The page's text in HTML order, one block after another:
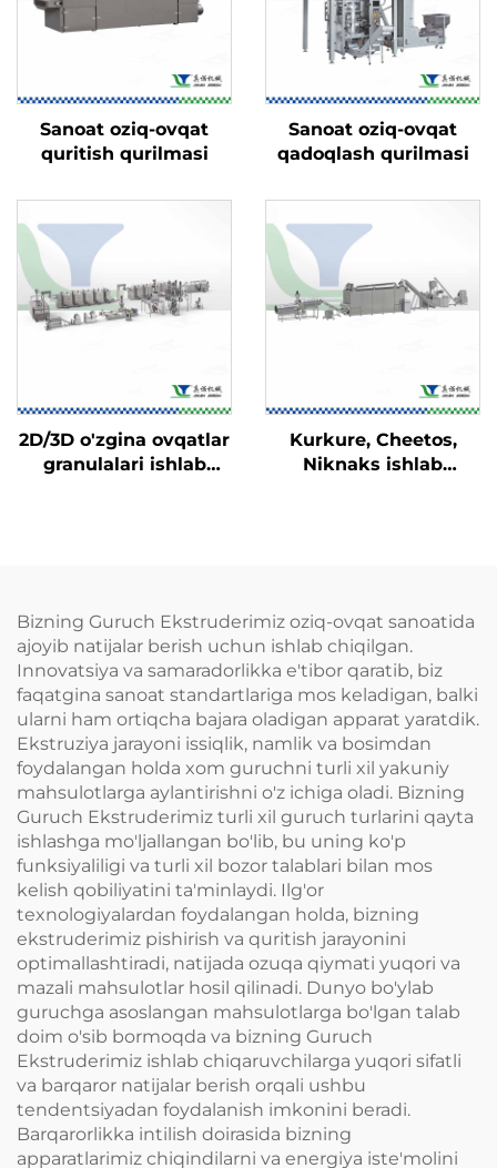
Sanoat oziq-ovqat
quritish qurilmasi
Sanoat oziq-ovqat
qadoqlash qurilmasi
2D/3D o'zgina ovqatlar
granulalari ishlab
Kurkure, Cheetos,
Niknaks ishlab
Bizning Guruch Ekstruderimiz oziq-ovqat sanoatida
ajoyib natijalar berish uchun ishlab chiqilgan.
Innovatsiya va samaradorlikka e'tibor qaratib, biz
faqatgina sanoat standartlariga mos keladigan, balki
ularni ham ortiqcha bajara oladigan apparat yaratdik.
Ekstruziya jarayoni issiqlik, namlik va bosimdan
foydalangan holda xom guruchni turli xil yakuniy
mahsulotlarga aylantirishni o'z ichiga oladi. Bizning
Guruch Ekstruderimiz turli xil guruch turlarini qayta
ishlashga mo'ljallangan bo'lib, bu uning ko'p
funksiyaliligi va turli xil bozor talablari bilan mos
kelish qobiliyatini ta'minlaydi. Ilg'or
texnologiyalardan foydalangan holda, bizning
ekstruderimiz pishirish va quritish jarayonini
optimallashtiradi, natijada ozuqa qiymati yuqori va
mazali mahsulotlar hosil qilinadi. Dunyo bo'ylab
guruchga asoslangan mahsulotlarga bo'lgan talab
doim o'sib bormoqda va bizning Guruch
Ekstruderimiz ishlab chiqaruvchilarga yuqori sifatli
va barqaror natijalar berish orqali ushbu
tendentsiyadan foydalanish imkonini beradi.
Barqarorlikka intilish doirasida bizning
apparatlarimiz chiqindilarni va energiya iste'molini